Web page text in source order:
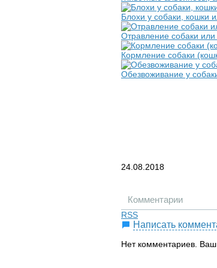
Блохи у собаки, кошки
Отравление собаки
Кормление собаки
Обезвоживание у
24.08.2018
Комментарии
RSS
Написать
Нет комментариев.